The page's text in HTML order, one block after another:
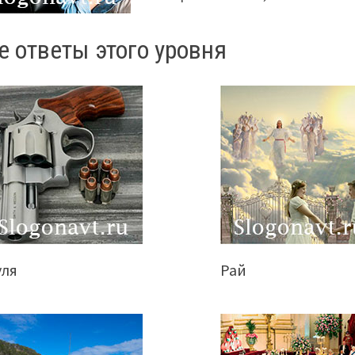
ответы этого уровня
Рай